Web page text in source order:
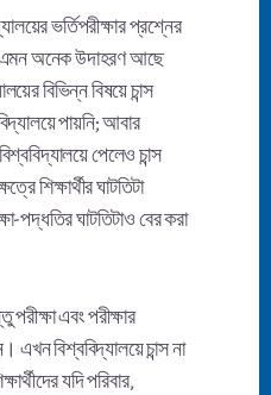
ভর্তিপরীক্ষার প্রশ্নের
এমন অনেক উদাহরণ আছে
বিভিন্ন বিষয়ে চান্স
পায়নি; আবার
পেলেও চান্স
শিক্ষার্থীর ঘাটতিটা
পদ্ধতির ঘাটতিটাও বের করা
পরীক্ষা এবং পরীক্ষার
এখন বিশ্ববিদ্যালয়ে চান্স না
যদি পরিবার,